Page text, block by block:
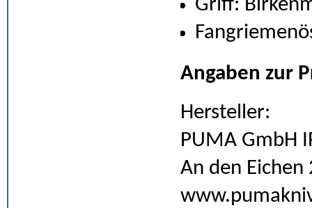
Griff:
Angaben zur
Hersteller:
PUMA GmbH
An den